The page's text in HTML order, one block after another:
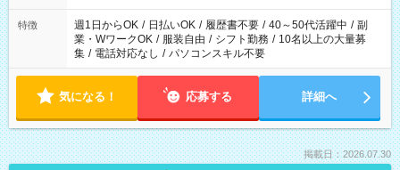
特徴 週1日からOK / 日払いOK / 履歴書不要 / 40～50代活躍中 / 副
業・WワークOK / 服装自由 / シフト勤務 / 10名以上の大量募
集 / 電話対応なし / パソコンスキル不要
気になる！ 応募する 詳細へ
掲載日：2026.07.30